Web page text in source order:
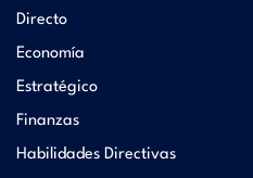
Directo
Economía
Estratégico
Finanzas
Habilidades Directivas